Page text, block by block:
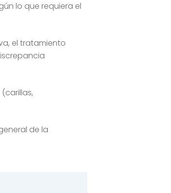
lo que requiera el
el tratamiento
de la